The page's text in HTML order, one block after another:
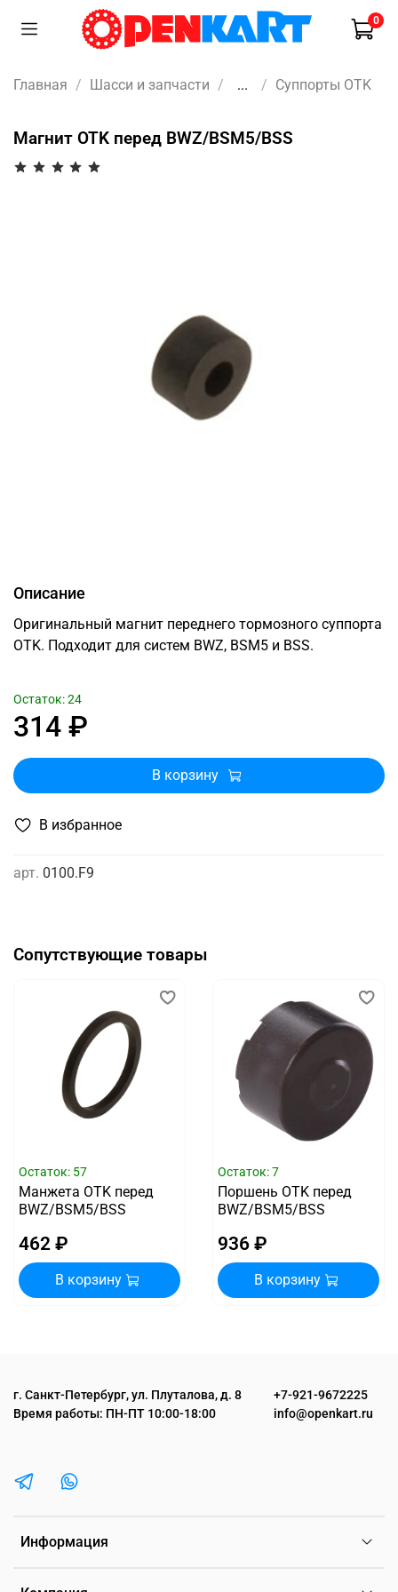
0
Главная Шасси и запчасти ... Суппорты OTK
Магнит OTK перед BWZ/BSM5/BSS
В избранное
арт. 0100.F9
Описание
Оригинальный магнит переднего тормозного суппорта
OTK. Подходит для систем BWZ, BSM5 и BSS.
314 ₽
Остаток: 24
В корзину
Сопутствующие товары
Остаток: 57
Манжета OTK перед
BWZ/BSM5/BSS
462 ₽
В корзину
Остаток: 7
Поршень OTK перед
BWZ/BSM5/BSS
936 ₽
В корзину
Информация
г. Санкт-Петербург, ул. Плуталова, д. 8
Время работы: ПН-ПТ 10:00-18:00
+7-921-9672225
info@openkart.ru